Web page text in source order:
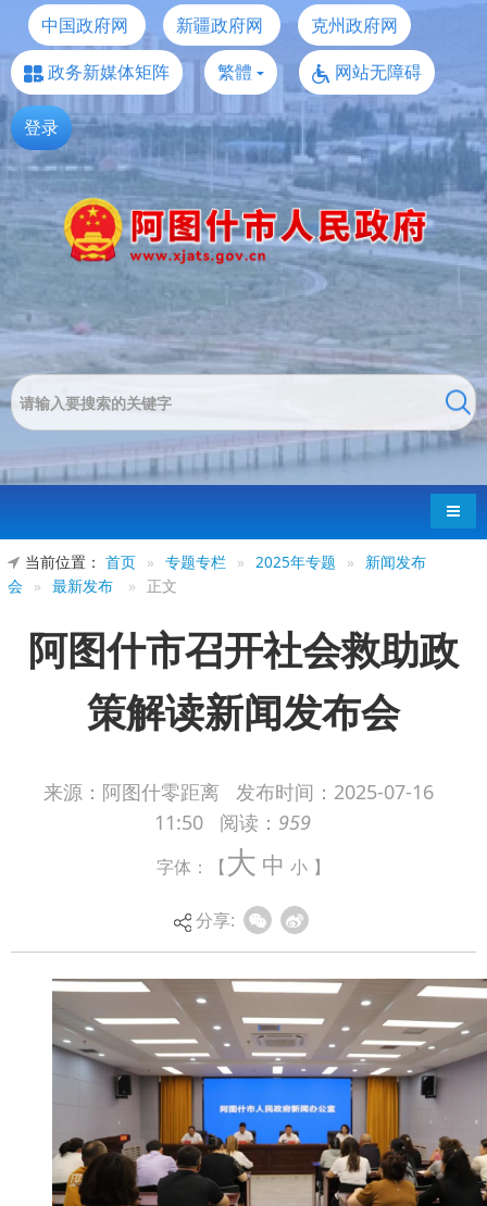
中国政府网 新疆政府网
克州政府网
政务新媒体矩阵
繁體 网站无障碍
登录
导航
当前位置： 首页 » 专题专栏 » 2025年专题 »
新闻发布
会 » 最新发布 » 正文
阿图什市召开社会救助政
策解读新闻发布会
来源：阿图什零距离 发布时间： 2025-07-16
11:50
阅读： 959
字体：【大 中 小 】
分享:
7月16日，阿图什市召开社会救助政策解读新
发布会上，市民政局相关负责人围绕社会救助
政策做了详细的解读，并回答记者提问。